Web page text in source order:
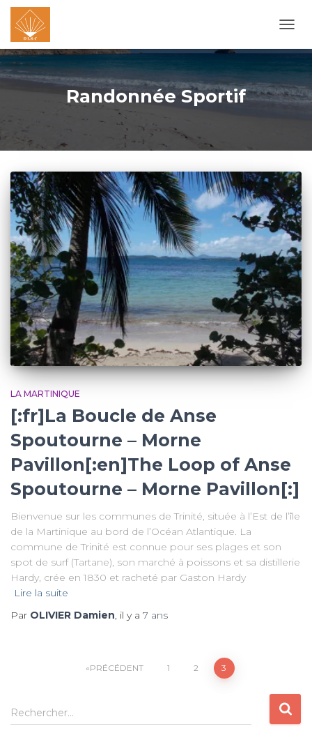
LA
Randonnée Sportif
LA MARTINIQUE
[:fr]La Boucle de Anse
Spoutourne – Morne
Pavillon[:en]The Loop of Anse
Spoutourne – Morne Pavillon[:]
Bienvenue sur les communes de Trinité, située à l’Est de l’île
de la Martinique au bord de l’Océan Atlantique. La
commune de Trinité est connue pour ses plages et son
spot de surf (Tartane), son marché à poissons et sa distillerie
Hardy, crée en 1830 et racheté par Gaston Hardy
Lire la suite
Par OLIVIER Damien, il y a 7 ans
Pagination
des
PRÉCÉDENT 1 2 3
R
e
Rechercher…